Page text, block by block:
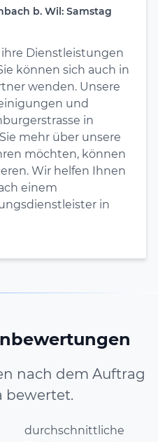
b. Wil: Samstag
Dienstleistungen
können sich auch in
wenden. Unsere
und
in
mehr über unsere
möchten, können
Wir helfen Ihnen
einem
in
nach dem Auftrag
bewertet.
durchschnittliche